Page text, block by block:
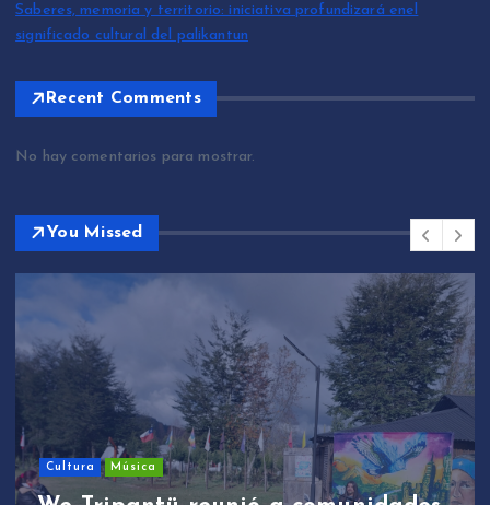
Saberes, memoria y territorio: iniciativa profundizará enel
significado cultural del palikantun
Recent Comments
No hay comentarios para mostrar.
You Missed
Cultura Música